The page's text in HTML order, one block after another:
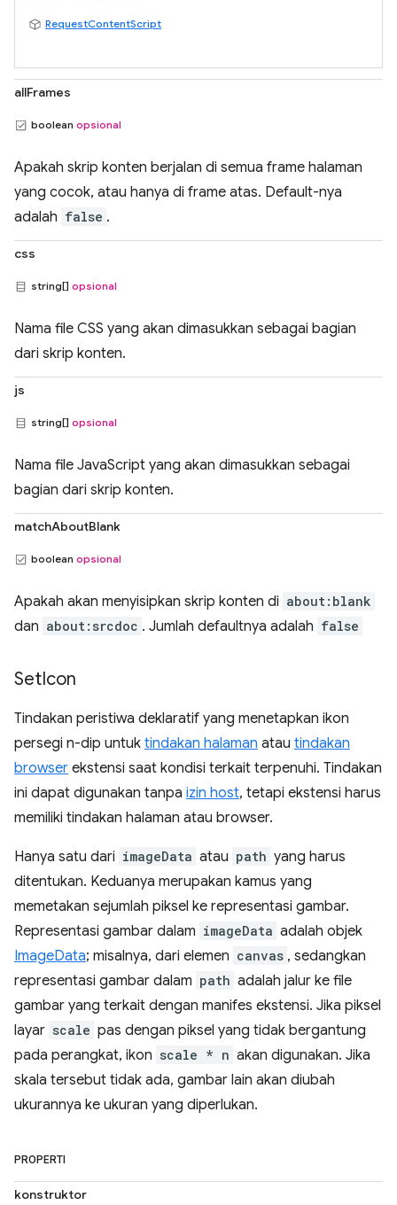
RequestContentScript
allFrames
boolean opsional
Apakah skrip konten berjalan di semua frame halaman
yang cocok, atau hanya di frame atas. Default-nya
adalah false .
css
string[] opsional
Nama file CSS yang akan dimasukkan sebagai bagian
dari skrip konten.
js
string[] opsional
Nama file JavaScript yang akan dimasukkan sebagai
bagian dari skrip konten.
matchAboutBlank
boolean opsional
Apakah akan menyisipkan skrip konten di about:blank
dan about:srcdoc . Jumlah defaultnya adalah false
SetIcon
Tindakan peristiwa deklaratif yang menetapkan ikon
persegi n-dip untuk tindakan halaman atau tindakan
browser ekstensi saat kondisi terkait terpenuhi. Tindakan
ini dapat digunakan tanpa izin host, tetapi ekstensi harus
memiliki tindakan halaman atau browser.
Hanya satu dari imageData atau path yang harus
ditentukan. Keduanya merupakan kamus yang
memetakan sejumlah piksel ke representasi gambar.
Representasi gambar dalam imageData adalah objek
ImageData; misalnya, dari elemen canvas , sedangkan
representasi gambar dalam path adalah jalur ke file
gambar yang terkait dengan manifes ekstensi. Jika piksel
layar scale pas dengan piksel yang tidak bergantung
pada perangkat, ikon scale * n akan digunakan. Jika
skala tersebut tidak ada, gambar lain akan diubah
ukurannya ke ukuran yang diperlukan.
PROPERTI
konstruktor